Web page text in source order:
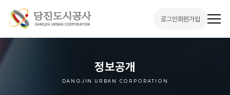
로그인회원가입
전
메
정보공개
DANGJIN URBAN CORPORATION